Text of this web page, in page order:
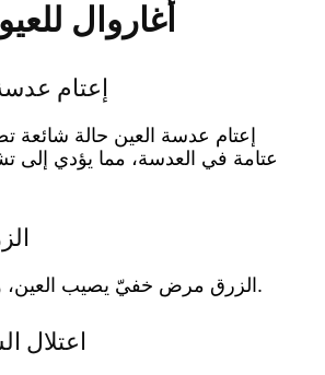
أغاروال
إعتام
إعتام عدسة العين حالة شائعة
عتامة في العدسة، مما يؤدي إلى
الزرق مرض خفيّ يصيب العين، ويؤثر عليها تدريجيًا.
اعتلال